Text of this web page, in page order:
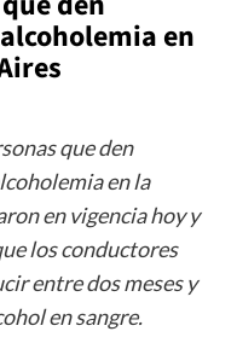
en
que den
en la
en vigencia hoy y
los conductores
entre dos meses y
en sangre.